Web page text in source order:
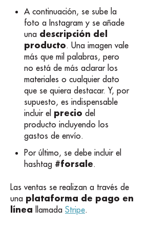
A continuación, se sube la
foto a Instagram y se añade
una descripción del
producto. Una imagen vale
más que mil palabras, pero
no está de más aclarar los
materiales o cualquier dato
que se quiera destacar. Y, por
supuesto, es indispensable
incluir el precio del
producto incluyendo los
gastos de envío.
Por último, se debe incluir el
hashtag #forsale.
Las ventas se realizan a través de
una plataforma de pago en
línea llamada Stripe.